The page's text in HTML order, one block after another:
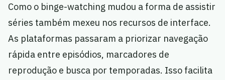
Como o binge-watching mudou a forma de assistir
séries também mexeu nos recursos de interface.
As plataformas passaram a priorizar navegação
rápida entre episódios, marcadores de
reprodução e busca por temporadas. Isso facilita